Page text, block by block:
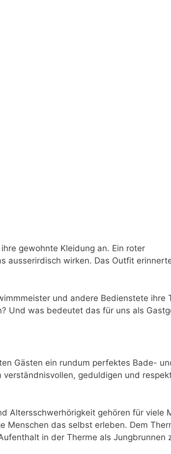
gewohnte Kleidung an. Ein roter
ausserirdisch wirken. Das Outfit
und andere Bedienstete ihre
Und was bedeutet das für uns als
Gästen ein rundum perfektes Bade-
geduldigen und
Altersschwerhörigkeit gehören für viele
Menschen das selbst erleben. Dem
in der Therme als Jungbrunnen